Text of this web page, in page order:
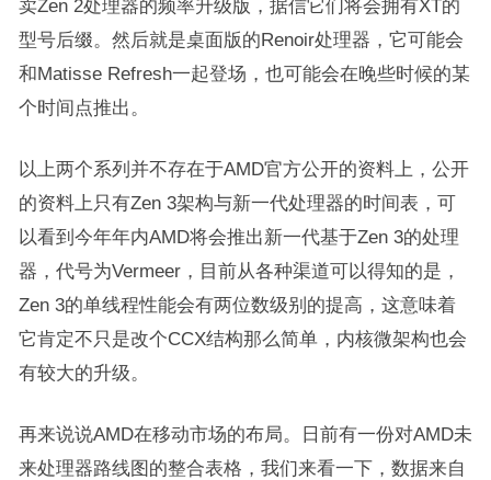
卖Zen 2处理器的频率升级版，据信它们将会拥有XT的
型号后缀。然后就是桌面版的Renoir处理器，它可能会
和Matisse Refresh一起登场，也可能会在晚些时候的某
个时间点推出。
以上两个系列并不存在于AMD官方公开的资料上，公开
的资料上只有Zen 3架构与新一代处理器的时间表，可
以看到今年年内AMD将会推出新一代基于Zen 3的处理
器，代号为Vermeer，目前从各种渠道可以得知的是，
Zen 3的单线程性能会有两位数级别的提高，这意味着
它肯定不只是改个CCX结构那么简单，内核微架构也会
有较大的升级。
再来说说AMD在移动市场的布局。日前有一份对AMD未
来处理器路线图的整合表格，我们来看一下，数据来自